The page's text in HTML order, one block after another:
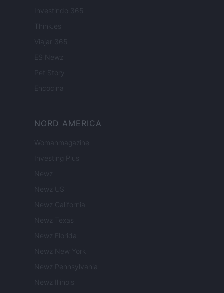
Investindo 365
Think.es
Viajar 365
ES Newz
Pet Story
Encocina
NORD AMERICA
Womanmagazine
Investing Plus
Newz
Newz US
Newz California
Newz Texas
Newz Florida
Newz New York
Newz Pennsylvania
Newz Illinois